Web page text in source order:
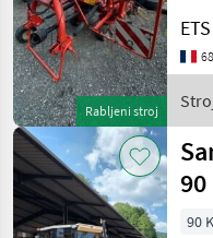
Rabljeni stroj
90
90